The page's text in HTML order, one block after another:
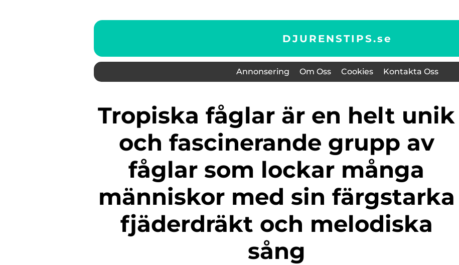
DJURENSTIPS.se
Annonsering Om Oss Cookies Kontakta Oss
Tropiska fåglar är en helt unik
och fascinerande grupp av
fåglar som lockar många
människor med sin färgstarka
fjäderdräkt och melodiska
sång